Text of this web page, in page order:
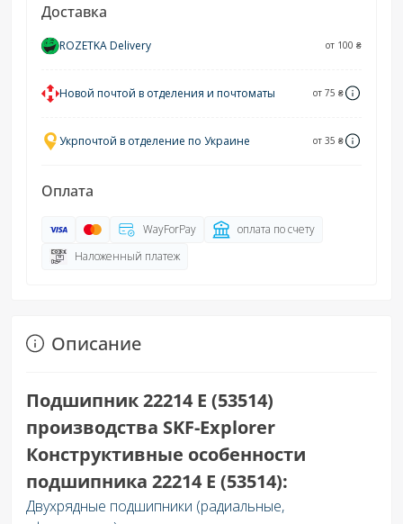
Доставка
ROZETKA Delivery от 100 ₴
Новой почтой в отделения и почтоматы от 75 ₴
Укрпочтой в отделение по Украине от 35 ₴
Оплата
WayForPay
оплата по счету
Наложенный платеж
Описание
Подшипник 22214 E (53514)
производства SKF-Explorer
Конструктивные особенности
подшипника 22214 E (53514):
Двухрядные подшипники (радиальные,